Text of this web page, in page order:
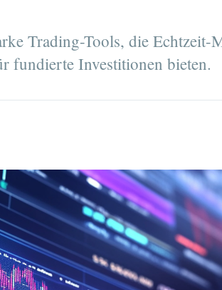
Trading-Tools, die Echtzeit-
fundierte Investitionen bieten.